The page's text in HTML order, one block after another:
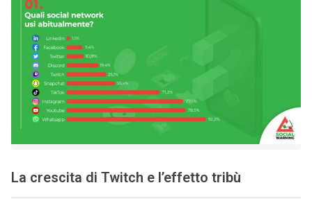
La crescita di Twitch e l’effetto tribù